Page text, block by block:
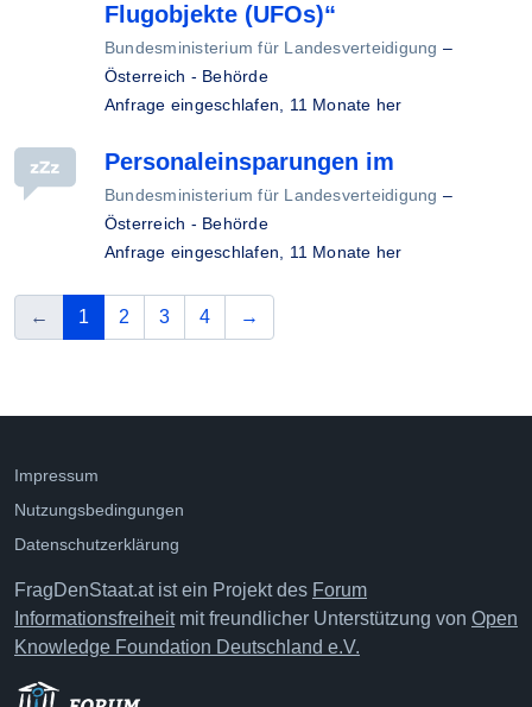
Flugobjekte (UFOs)“
Bundesministerium für Landesverteidigung –
Österreich - Behörde
Anfrage eingeschlafen, 11 Monate her
Personaleinsparungen im
Bundesministerium für Landesverteidigung –
Österreich - Behörde
Anfrage eingeschlafen, 11 Monate her
← vorherige
1 (aktuelle Seite)
2 3 4 →
Impressum
Nutzungsbedingungen
Datenschutzerklärung
FragDenStaat.at ist ein Projekt des Forum
Informationsfreiheitmit freundlicher Unterstützung von Open
Knowledge Foundation Deutschland e.V.